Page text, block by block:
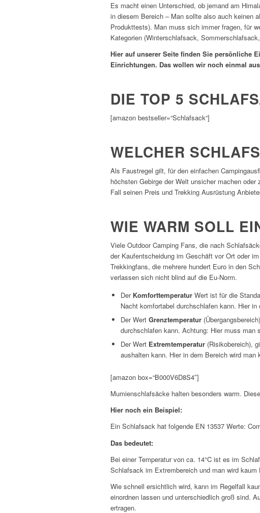
Es macht einen Unterschied, ob jemand am
in diesem Bereich – Man sollte also auch keinen
Produkttests). Man muss sich immer fragen, für
Kategorien (Winterschlafsack,
Hier auf unserer Seite finden Sie persönliche
Einrichtungen. Das wollen wir noch einmal
DIE TOP 5
[amazon bestseller=“Schlafsack“]
WELCHER
Als Faustregel gilt, für den einfachen
höchsten Gebirge der Welt unsicher machen
Fall seinen Preis und Trekking Ausrüstung
WIE WARM SOLL
Viele Outdoor Camping Fans, die nach
der Kaufentscheidung im Geschäft vor Ort oder
Trekkingfans, die mehrere hundert Euro in den
verlassen sich nicht blind auf die Eu-Norm.
Der Komforttemperatur Wert ist für die
Nacht komfortabel durchschlafen kann. Hier
Der Wert Grenztemperatur
durchschlafen kann. Achtung: Hier muss man
Der Wert Extremtemperatur (Risikobereich),
aushalten kann. Hier in dem Bereich wird
[amazon box=“B000V6D8S4″]
Mumienschlafsäcke halten besonders warm.
Hier noch ein Beispiel:
Ein Schlafsack hat folgende EN 13537 Werte:
Das bedeutet:
Bei einer Temperatur von ca. 14°C ist es im
Schlafsack im Extrembereich und man wird kaum
Wie schnell ersichtlich wird, kann im Regelfall
einordnen lassen und unterschiedlich groß sind.
ertragen.